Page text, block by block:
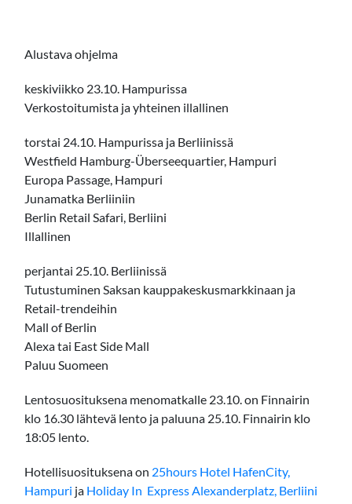
Alustava ohjelma
keskiviikko 23.10. Hampurissa
Verkostoitumista ja yhteinen illallinen
torstai 24.10. Hampurissa ja Berliinissä
Westfield Hamburg-Überseequartier, Hampuri
Europa Passage, Hampuri
Junamatka Berliiniin
Berlin Retail Safari, Berliini
Illallinen
perjantai 25.10. Berliinissä
Tutustuminen Saksan kauppakeskusmarkkinaan ja
Retail-trendeihin
Mall of Berlin
Alexa tai East Side Mall
Paluu Suomeen
Lentosuosituksena menomatkalle 23.10. on Finnairin
klo 16.30 lähtevä lento ja paluuna 25.10. Finnairin klo
18:05 lento.
Hotellisuosituksena on 25hours Hotel HafenCity,
Hampuri ja Holiday In Express Alexanderplatz, Berliini